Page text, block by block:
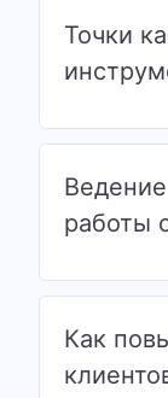
Точки
работы
Как